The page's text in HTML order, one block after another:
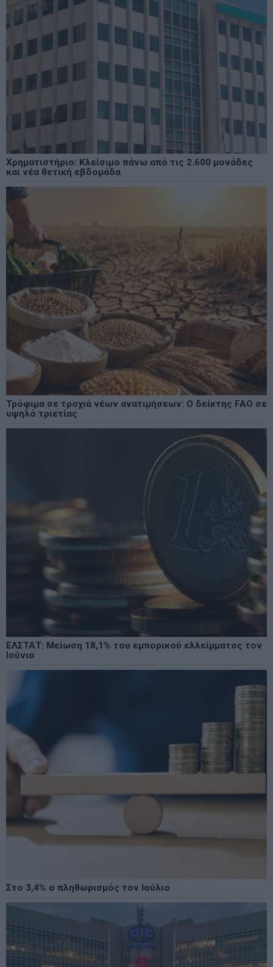
Χρηματιστήριο: Κλείσιμο πάνω από τις 2.600 μονάδες
και νέα θετική εβδομάδα
Τρόφιμα σε τροχιά νέων ανατιμήσεων: Ο δείκτης FAO σε
υψηλό τριετίας
ΕΛΣΤΑΤ: Μείωση 18,1% του εμπορικού ελλείμματος τον
Ιούνιο
Στο 3,4% ο πληθωρισμός τον Ιούλιο